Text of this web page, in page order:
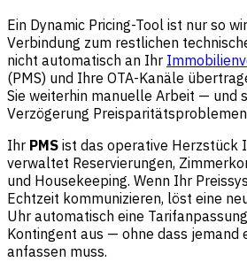
Ein Dynamic Pricing-Tool ist nur so
Verbindung zum restlichen
nicht automatisch an Ihr
(PMS) und Ihre OTA-Kanäle
Sie weiterhin manuelle Arbeit — und
Verzögerung
Ihr PMS ist das operative Herzstück
verwaltet Reservierungen,
und Housekeeping. Wenn Ihr
Echtzeit kommunizieren, löst eine
Uhr automatisch eine
Kontingent aus — ohne dass jemand
anfassen muss.